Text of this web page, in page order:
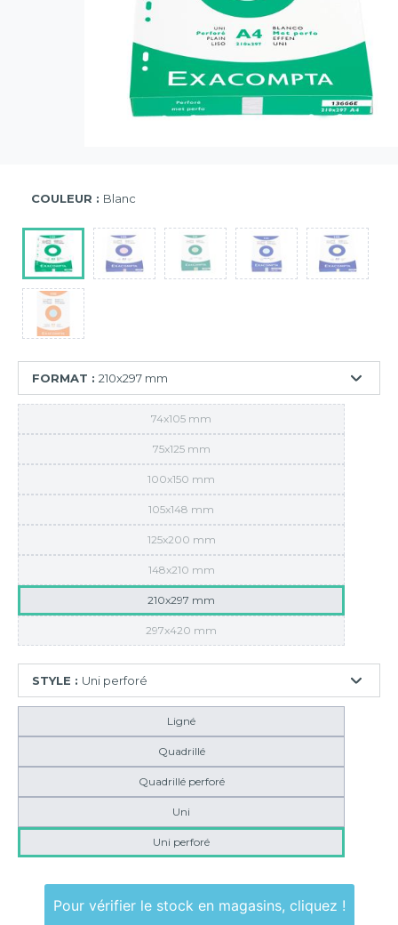
COULEUR : Blanc
FORMAT : 210x297 mm
74x105 mm
75x125 mm
100x150 mm
105x148 mm
125x200 mm
148x210 mm
210x297 mm
297x420 mm
STYLE : Uni perforé
Ligné
Quadrillé
Quadrillé perforé
Uni
Uni perforé
Pour vérifier le stock en magasins, cliquez !